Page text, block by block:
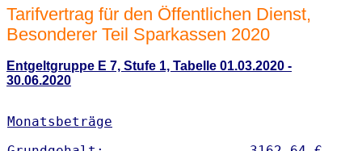
Tarifvertrag für den Öffentlichen Dienst,
Besonderer Teil Sparkassen 2020
Entgeltgruppe E 7, Stufe 1, Tabelle 01.03.2020 -
30.06.2020
Monatsbeträge